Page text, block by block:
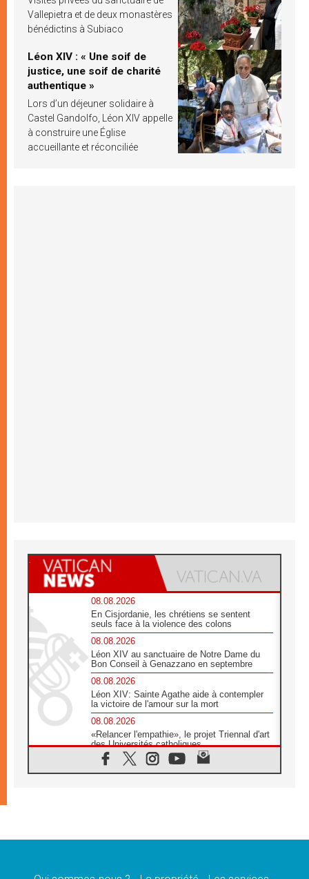
Vallepietra et de deux monastères
bénédictins à Subiaco
Léon XIV : « Une soif de
justice, une soif de charité
authentique »
Lors d’un déjeuner solidaire à
Castel Gandolfo, Léon XIV appelle
à construire une Église
accueillante et réconciliée
08.08.2026
En Cisjordanie, les chrétiens se sentent
seuls face à la violence des colons
08.08.2026
Léon XIV au sanctuaire de Notre Dame du
Bon Conseil à Genazzano en septembre
08.08.2026
Léon XIV: Sainte Agathe aide à contempler
la victoire de l'amour sur la mort
08.08.2026
«Relancer l'empathie», le projet Triennal d'art
des Universités catholiques
08.08.2026
Signis 2026, donner la parole aux religieuses
07.08.2026